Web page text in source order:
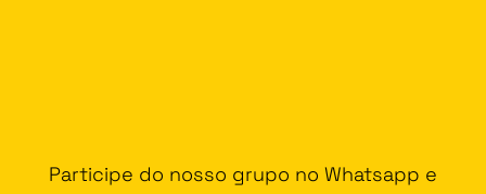
Participe do nosso grupo no Whatsapp e